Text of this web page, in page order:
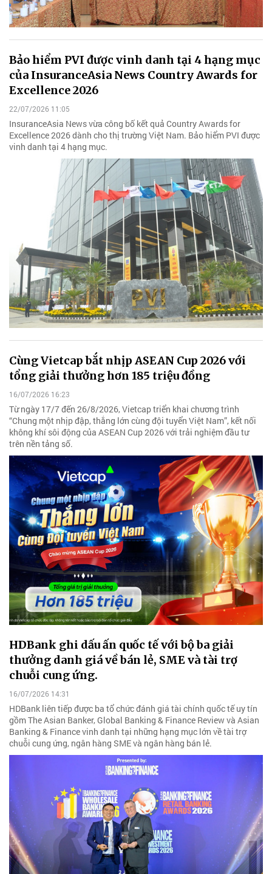
Bảo hiểm PVI được vinh danh tại 4 hạng mục
của InsuranceAsia News Country Awards for
Excellence 2026
22/07/2026 11:05
InsuranceAsia News vừa công bố kết quả Country Awards for
Excellence 2026 dành cho thị trường Việt Nam. Bảo hiểm PVI được
vinh danh tại 4 hạng mục.
Cùng Vietcap bắt nhịp ASEAN Cup 2026 với
tổng giải thưởng hơn 185 triệu đồng
16/07/2026 16:23
Từ ngày 17/7 đến 26/8/2026, Vietcap triển khai chương trình
“Chung một nhịp đập, thắng lớn cùng đội tuyển Việt Nam”, kết nối
không khí sôi động của ASEAN Cup 2026 với trải nghiệm đầu tư
trên nền tảng số.
HDBank ghi dấu ấn quốc tế với bộ ba giải
thưởng danh giá về bán lẻ, SME và tài trợ
chuỗi cung ứng.
16/07/2026 14:31
HDBank liên tiếp được ba tổ chức đánh giá tài chính quốc tế uy tín
gồm The Asian Banker, Global Banking & Finance Review và Asian
Banking & Finance vinh danh tại những hạng mục lớn về tài trợ
chuỗi cung ứng, ngân hàng SME và ngân hàng bán lẻ.